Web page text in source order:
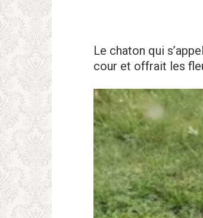
Le chaton qui
cour et offrait les